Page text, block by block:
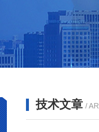
技术文章 /